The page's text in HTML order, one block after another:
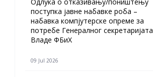
поступка јавне набавке роба –
набавка компјутерске опреме за
потребе Генералног секретаријата
Владе ФБиХ
09 Jul 2026